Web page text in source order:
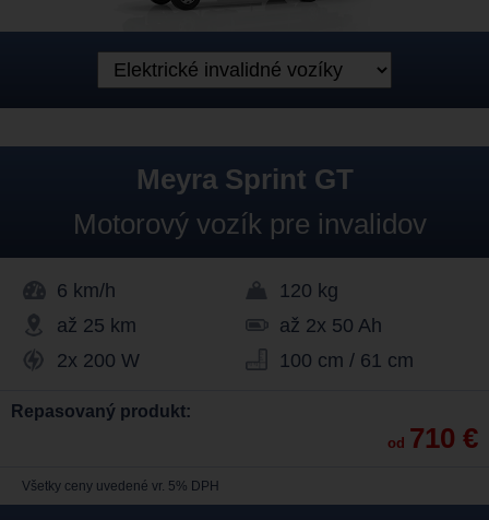
Meyra Sprint GT
Motorový vozík pre invalidov
6 km/h
120 kg
až 25 km
až 2x 50 Ah
2x 200 W
100 cm / 61 cm
Repasovaný produkt:
od 710 €
Všetky ceny uvedené vr. 5% DPH